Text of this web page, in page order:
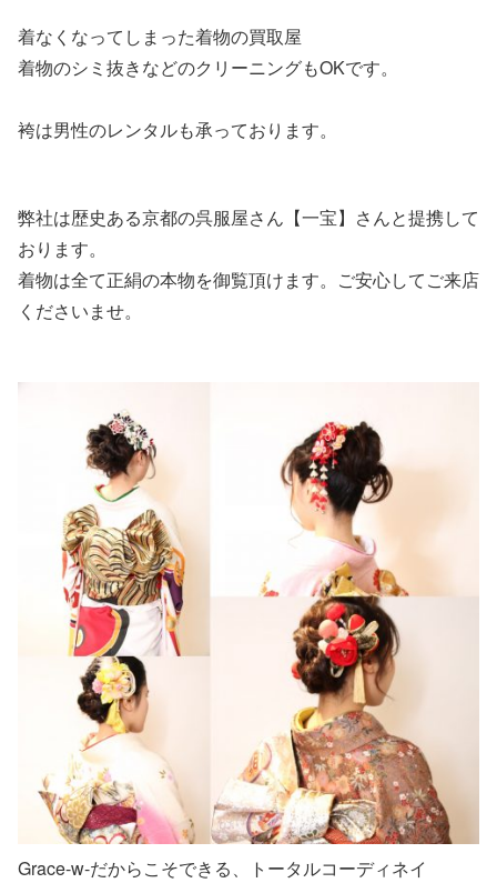
着なくなってしまった着物の買取屋
着物のシミ抜きなどのクリーニングもOKです。
袴は男性のレンタルも承っております。
弊社は歴史ある京都の呉服屋さん【一宝】さんと提携して
おります。
着物は全て正絹の本物を御覧頂けます。ご安心してご来店
くださいませ。
Grace-w-だからこそできる、トータルコーディネイ